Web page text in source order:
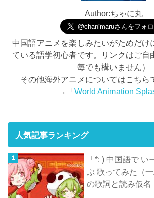
Author:ちゃに丸
中国語アニメを楽しみたいがためだけ
ている語学初心者です。リンクはご自
毎でも構いません）
その他海外アニメについてはこちら
→「World Animation
人気記事ランキング
「*: ) 中国語で
ぶ 歌ってみた（
の歌詞と読み仮名